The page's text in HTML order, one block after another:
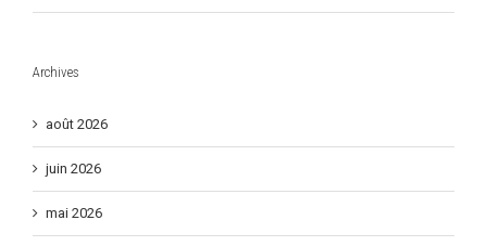
Archives
août 2026
juin 2026
mai 2026